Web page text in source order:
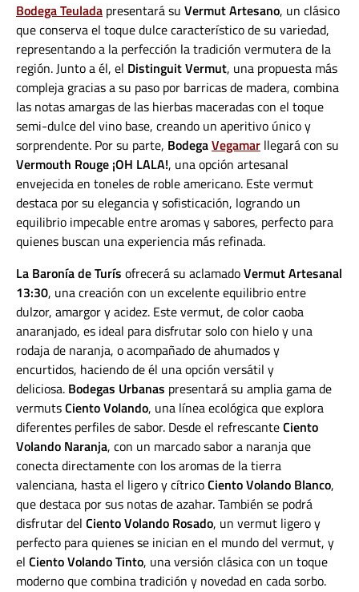
Bodega Teulada presentará su Vermut Artesano, un clásico
que conserva el toque dulce característico de su variedad,
representando a la perfección la tradición vermutera de la
región. Junto a él, el Distinguit Vermut, una propuesta más
compleja gracias a su paso por barricas de madera, combina
las notas amargas de las hierbas maceradas con el toque
semi-dulce del vino base, creando un aperitivo único y
sorprendente. Por su parte, BodegaVegamar llegará con su
Vermouth Rouge ¡OH LALA!, una opción artesanal
envejecida en toneles de roble americano. Este vermut
destaca por su elegancia y sofisticación, logrando un
equilibrio impecable entre aromas y sabores, perfecto para
quienes buscan una experiencia más refinada.
La Baronía de Turís ofrecerá su aclamadoVermut Artesanal
13:30, una creación con un excelente equilibrio entre
dulzor, amargor y acidez. Este vermut, de color caoba
anaranjado, es ideal para disfrutar solo con hielo y una
rodaja de naranja, o acompañado de ahumados y
encurtidos, haciendo de él una opción versátil y
deliciosa. Bodegas Urbanas presentará su amplia gama de
vermutsCiento Volando, una línea ecológica que explora
diferentes perfiles de sabor. Desde el refrescanteCiento
Volando Naranja, con un marcado sabor a naranja que
conecta directamente con los aromas de la tierra
valenciana, hasta el ligero y cítricoCiento Volando Blanco,
que destaca por sus notas de azahar. También se podrá
disfrutar del Ciento Volando Rosado, un vermut ligero y
perfecto para quienes se inician en el mundo del vermut, y
el Ciento Volando Tinto, una versión clásica con un toque
moderno que combina tradición y novedad en cada sorbo.